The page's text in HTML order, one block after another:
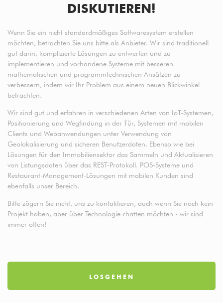
DISKUTIEREN!
Wenn Sie ein nicht standardmäßiges Softwaresystem erstellen
möchten, betrachten Sie uns bitte als Anbieter. Wir sind traditionell
gut darin, komplizierte Lösungen zu entwerfen und zu
implementieren und vorhandene Systeme mit besseren
mathematischen und programmtechnischen Ansätzen zu
verbessern, indem wir Ihr Problem aus einem neuen Blickwinkel
betrachten.
Wir sind gut und erfahren in verschiedenen Arten von IoT-Systemen,
Positionierung und Wegfindung in der Tür, Systemen mit mobilen
Clients und Webanwendungen unter Verwendung von
Geolokalisierung und sicheren Benutzerdaten. Ebenso wie bei
Lösungen für den Immobiliensektor das Sammeln und Aktualisieren
von Listungsdaten über das REST-Protokoll. POS-Systeme und
Restaurant-Management-Lösungen mit mobilen Kunden sind
ebenfalls unser Bereich.
Bitte zögern Sie nicht, uns zu kontaktieren, auch wenn Sie noch kein
Projekt haben, aber über Technologie chatten möchten - wir sind
immer offen!
LOSGEHEN